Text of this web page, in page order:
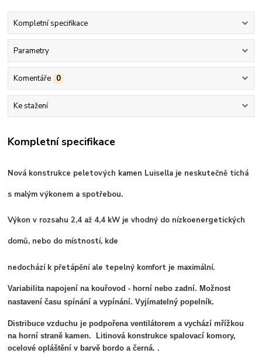
Kompletní specifikace
Parametry
Komentáře 0
Ke stažení
Kompletní specifikace
Nová konstrukce peletových kamen Luisella je neskutečně tichá
s malým výkonem a spotřebou.
Výkon v rozsahu 2,4 až 4,4 kW je vhodný do nízkoenergetických
domů, nebo do místností, kde
nedochází k přetápění ale tepelný komfort je maximální.
Variabilita napojení na kouřovod - horní nebo zadní. Možnost
nastavení času spínání a vypínání. Vyjímatelný popelník.
Distribuce vzduchu je podpořena ventilátorem a vychází mřížkou
na horní straně kamen. Litinová konstrukce spalovací komory,
ocelové opláštění v barvě bordo a černá. .